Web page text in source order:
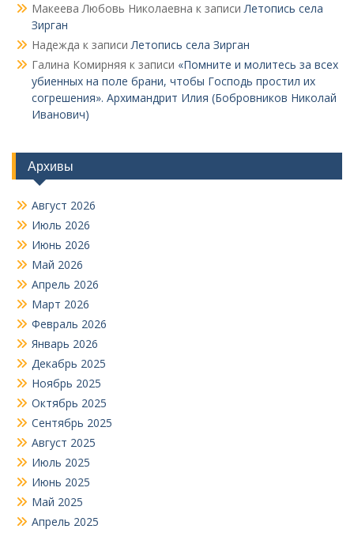
Макеева Любовь Николаевна к записиЛетопись села
Зирган
Надежда к записиЛетопись села Зирган
Галина Комирняя к записи «Помните и молитесь за всех
убиенных на поле брани, чтобы Господь простил их
согрешения». Архимандрит Илия (Бобровников Николай
Иванович)
Архивы
Август 2026
Июль 2026
Июнь 2026
Май 2026
Апрель 2026
Март 2026
Февраль 2026
Январь 2026
Декабрь 2025
Ноябрь 2025
Октябрь 2025
Сентябрь 2025
Август 2025
Июль 2025
Июнь 2025
Май 2025
Апрель 2025